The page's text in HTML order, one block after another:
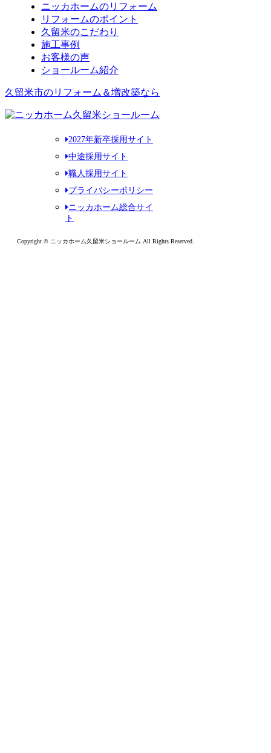
ニッカホームのリフォーム
リフォームのポイント
久留米のこだわり
施工事例
お客様の声
ショールーム紹介
久留米市のリフォーム＆増改築なら
2027年新卒採用サイト
中途採用サイト
職人採用サイト
プライバシーポリシー
ニッカホーム総合サイ
ト
Copyright © ニッカホーム久留米ショールーム All Rights Reserved.